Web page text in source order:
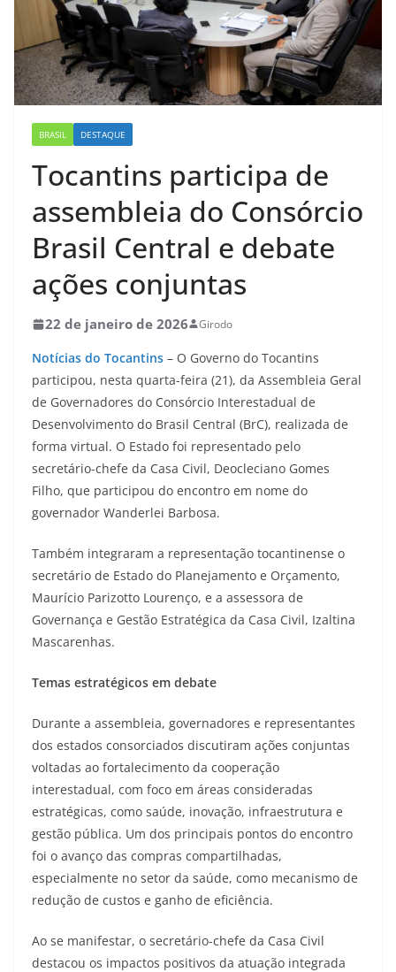
BRASIL DESTAQUE
Tocantins participa de
assembleia do Consórcio
Brasil Central e debate
ações conjuntas
22 de janeiro de 2026 Girodo
Notícias do Tocantins – O Governo do Tocantins
participou, nesta quarta-feira (21), da Assembleia Geral
de Governadores do Consórcio Interestadual de
Desenvolvimento do Brasil Central (BrC), realizada de
forma virtual. O Estado foi representado pelo
secretário-chefe da Casa Civil, Deocleciano Gomes
Filho, que participou do encontro em nome do
governador Wanderlei Barbosa.
Também integraram a representação tocantinense o
secretário de Estado do Planejamento e Orçamento,
Maurício Parizotto Lourenço, e a assessora de
Governança e Gestão Estratégica da Casa Civil, Izaltina
Mascarenhas.
Temas estratégicos em debate
Durante a assembleia, governadores e representantes
dos estados consorciados discutiram ações conjuntas
voltadas ao fortalecimento da cooperação
interestadual, com foco em áreas consideradas
estratégicas, como saúde, inovação, infraestrutura e
gestão pública. Um dos principais pontos do encontro
foi o avanço das compras compartilhadas,
especialmente no setor da saúde, como mecanismo de
redução de custos e ganho de eficiência.
Ao se manifestar, o secretário-chefe da Casa Civil
destacou os impactos positivos da atuação integrada